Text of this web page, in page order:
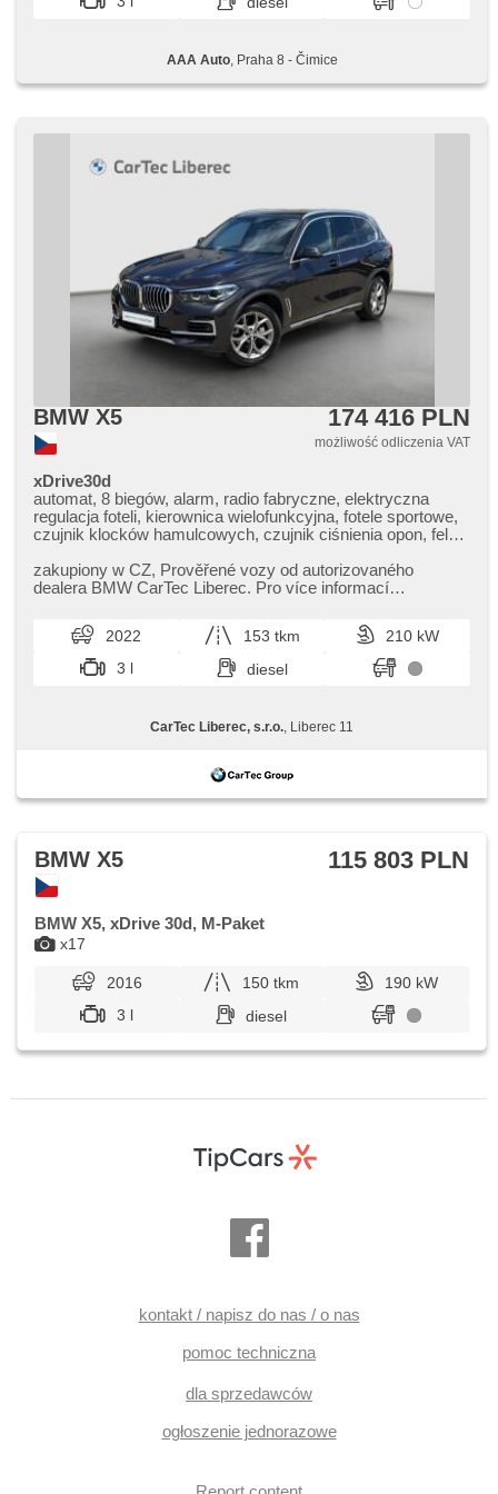
AAA Auto, Praha 8 - Čimice
BMW X5 174 416 PLN
możliwość odliczenia VAT
xDrive30d
automat, 8 biegów, alarm, radio fabryczne, elektryczna
regulacja foteli, kierownica wielofunkcyjna, fotele sportowe,
czujnik klocków hamulcowych, czujnik ciśnienia opon, felgi
bezklíčové startování, zawieszenie pneumatyczne,
podgrzewane fotele, asystent parkowania, LED denní
zakupiony w CZ,​ Prověřené vozy od autorizovaného
dealera BMW CarTec Liberec. Pro více informací
2022 153 tkm
210 kW
3 l
diesel
CarTec Liberec, s.r.o. , Liberec 11
x17
BMW X5 115 803 PLN
BMW X5, xDrive 30d, M-Paket
2016 150 tkm
190 kW
3 l
diesel
kontakt / napisz do nas / o nas
pomoc techniczna
dla sprzedawców
ogłoszenie jednorazowe